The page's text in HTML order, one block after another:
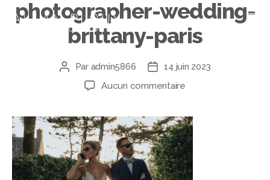
photographer-wedding-
brittany-paris
Par admin5866
14 juin 2023
Aucun commentaire